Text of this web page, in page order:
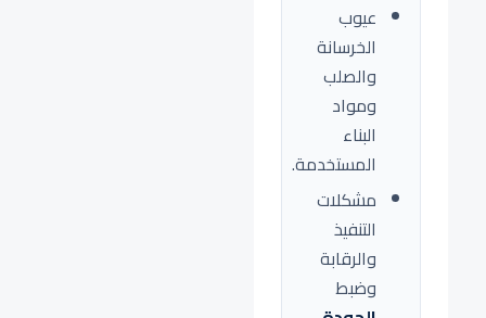
عيوب
الخرسانة
والصلب
ومواد
البناء
المستخدمة.
مشكلات
التنفيذ
والرقابة
وضبط